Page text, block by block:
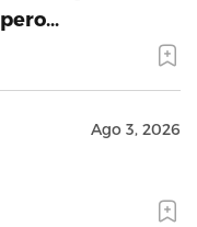
Ago 3, 2026